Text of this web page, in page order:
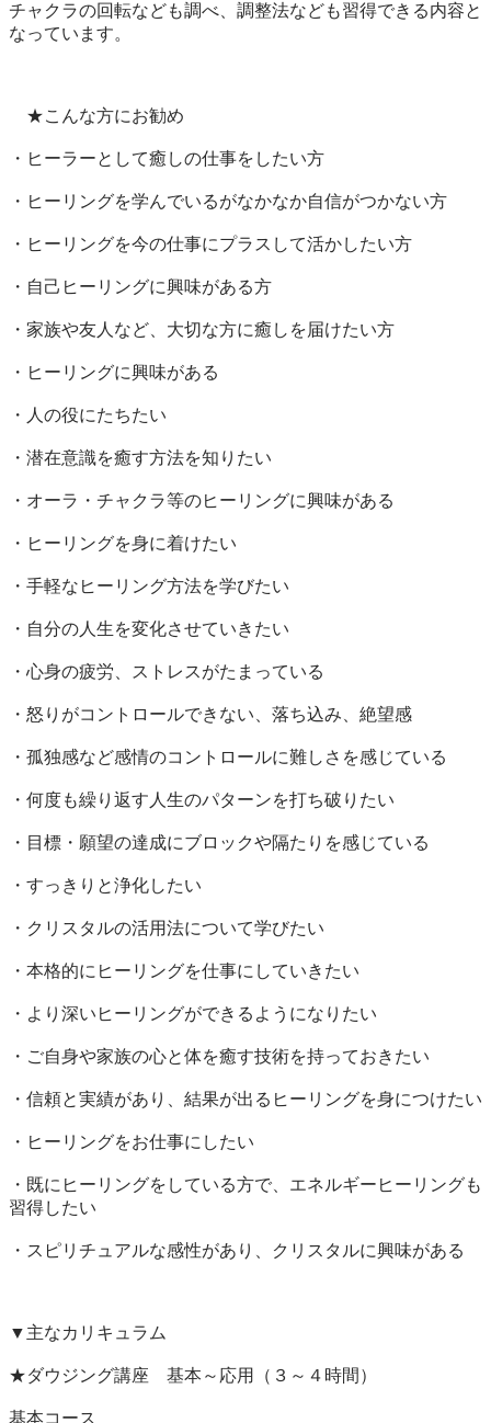
チャクラの回転なども調べ、調整法なども習得できる内容と
なっています。
★こんな方にお勧め
・ヒーラーとして癒しの仕事をしたい方
・ヒーリングを学んでいるがなかなか自信がつかない方
・ヒーリングを今の仕事にプラスして活かしたい方
・自己ヒーリングに興味がある方
・家族や友人など、大切な方に癒しを届けたい方
・ヒーリングに興味がある
・人の役にたちたい
・潜在意識を癒す方法を知りたい
・オーラ・チャクラ等のヒーリングに興味がある
・ヒーリングを身に着けたい
・手軽なヒーリング方法を学びたい
・自分の人生を変化させていきたい
・心身の疲労、ストレスがたまっている
・怒りがコントロールできない、落ち込み、絶望感
・孤独感など感情のコントロールに難しさを感じている
・何度も繰り返す人生のパターンを打ち破りたい
・目標・願望の達成にブロックや隔たりを感じている
・すっきりと浄化したい
・クリスタルの活用法について学びたい
・本格的にヒーリングを仕事にしていきたい
・より深いヒーリングができるようになりたい
・ご自身や家族の心と体を癒す技術を持っておきたい
・信頼と実績があり、結果が出るヒーリングを身につけたい
・ヒーリングをお仕事にしたい
・既にヒーリングをしている方で、エネルギーヒーリングも
習得したい
・スピリチュアルな感性があり、クリスタルに興味がある
▼主なカリキュラム
★ダウジング講座　基本～応用（３～４時間）
基本コース